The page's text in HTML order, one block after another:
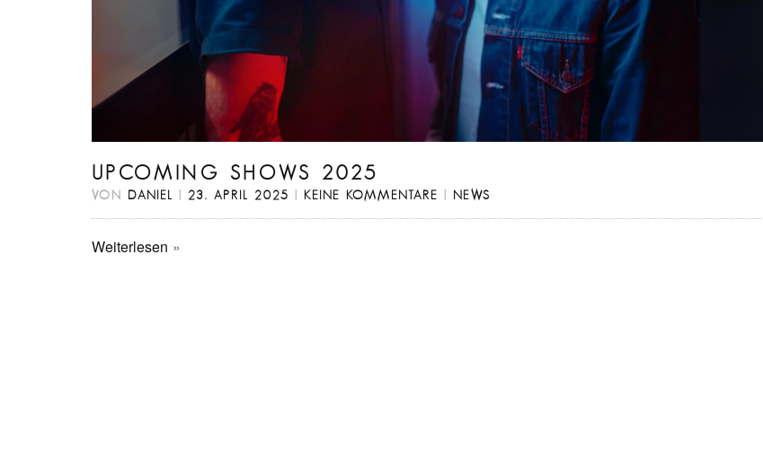
UPCOMING SHOWS 2025
VON DANIEL 23. APRIL 2025 KEINE KOMMENTARE NEWS
Weiterlesen